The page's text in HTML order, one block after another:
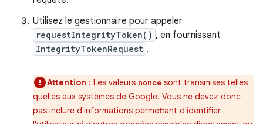
Utilisez le gestionnaire pour appeler
requestIntegrityToken() , en fournissant
IntegrityTokenRequest .
Attention : Les valeurs nonce sont transmises telles
quelles aux systèmes de Google. Vous ne devez donc
pas inclure d'informations permettant d'identifier